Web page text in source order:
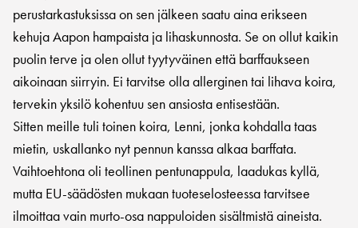
perustarkastuksissa on sen jälkeen saatu aina erikseen
kehuja Aapon hampaista ja lihaskunnosta. Se on ollut kaikin
puolin terve ja olen ollut tyytyväinen että barffaukseen
aikoinaan siirryin. Ei tarvitse olla allerginen tai lihava koira,
tervekin yksilö kohentuu sen ansiosta entisestään.
Sitten meille tuli toinen koira, Lenni, jonka kohdalla taas
mietin, uskallanko nyt pennun kanssa alkaa barffata.
Vaihtoehtona oli teollinen pentunappula, laadukas kyllä,
mutta EU-säädösten mukaan tuoteselosteessa tarvitsee
ilmoittaa vain murto-osa nappuloiden sisältmistä aineista.